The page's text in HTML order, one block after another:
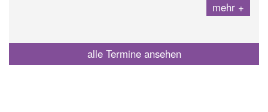
mehr
alle Termine ansehen